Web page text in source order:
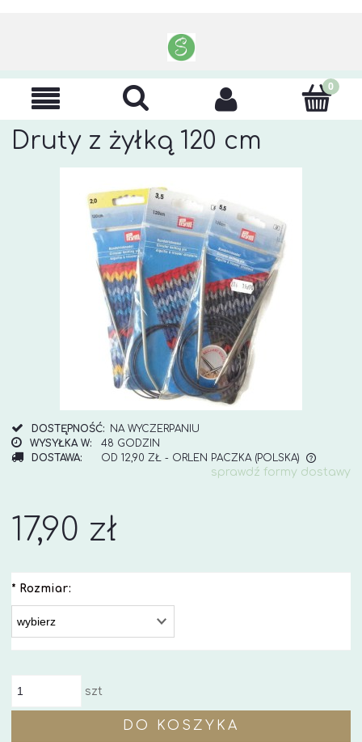
Druty z żyłką 120 cm
DOSTĘPNOŚĆ:
NA WYCZERPANIU
WYSYŁKA W:
48 GODZIN
DOSTAWA:
OD 12,90 ZŁ - ORLEN PACZKA (POLSKA)
CENA NIE ZAWIERA EWENTUALNYCH KOSZTÓW
sprawdź formy dostawy
17,90 zł
* Rozmiar:
szt
DO KOSZYKA